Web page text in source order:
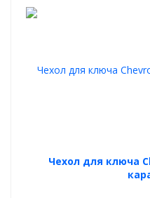
Чехол для ключа